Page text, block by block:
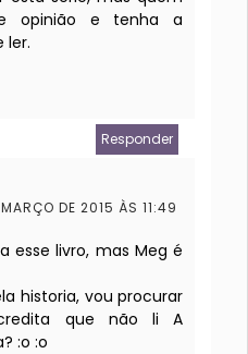
opinião e tenha a
ler.
Responder
DE 2015 ÀS 11:49
esse livro, mas Meg é
historia, vou procurar
que não li A
:o :o